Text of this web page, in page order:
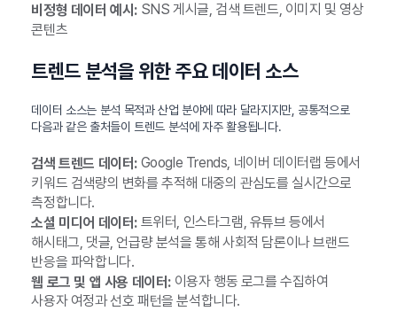
비정형 데이터 예시:SNS 게시글, 검색 트렌드, 이미지 및 영상
콘텐츠
트렌드 분석을 위한 주요 데이터 소스
데이터 소스는 분석 목적과 산업 분야에 따라 달라지지만, 공통적으로
다음과 같은 출처들이 트렌드 분석에 자주 활용됩니다.
검색 트렌드 데이터:Google Trends, 네이버 데이터랩 등에서
키워드 검색량의 변화를 추적해 대중의 관심도를 실시간으로
측정합니다.
소셜 미디어 데이터:트위터, 인스타그램, 유튜브 등에서
해시태그, 댓글, 언급량 분석을 통해 사회적 담론이나 브랜드
반응을 파악합니다.
웹 로그 및 앱 사용 데이터:이용자 행동 로그를 수집하여
사용자 여정과 선호 패턴을 분석합니다.